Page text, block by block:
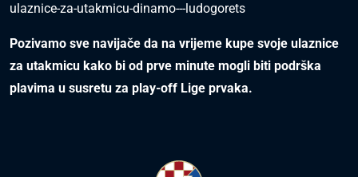
ulaznice-za-utakmicu-dinamo---ludogorets
Pozivamo sve navijače da na vrijeme kupe svoje ulaznice
za utakmicu kako bi od prve minute mogli biti podrška
plavima u susretu za play-off Lige prvaka.